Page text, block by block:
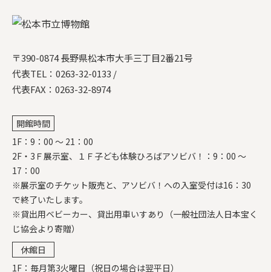
〒390-0874 長野県松本市大手三丁目2番21号
代表TEL： 0263-32-0133 /
代表FAX：0263-32-8974
開館時間
1F：9：00 ～ 21：00
2F・3Ｆ展示室、１Ｆ子ども体験ひろばアソビバ！：9：00 ～
17：00
※展示室のチケット販売と、アソビバ！への入室受付は16：30
で終了いたします。
※貸出用ベビーカー、貸出用車いすあり（一般社団法人日本宝く
じ協会より寄贈）
休館日
1F：毎月第3火曜日（祝日の場合は翌平日）